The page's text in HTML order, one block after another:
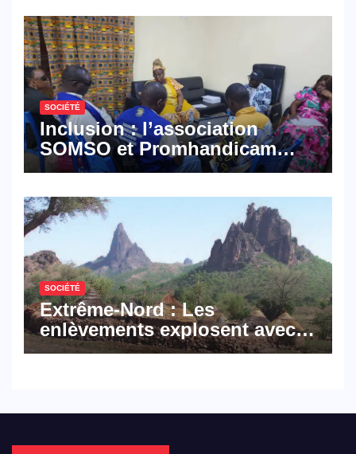
SOCIÉTÉ
Inclusion : l’association
SOMSO et Promhandicam
militent en faveur d’une
hôtellerie-restauration
SOCIÉTÉ
Extrême-Nord : Les
enlèvements explosent avec
308 victimes en trois mois